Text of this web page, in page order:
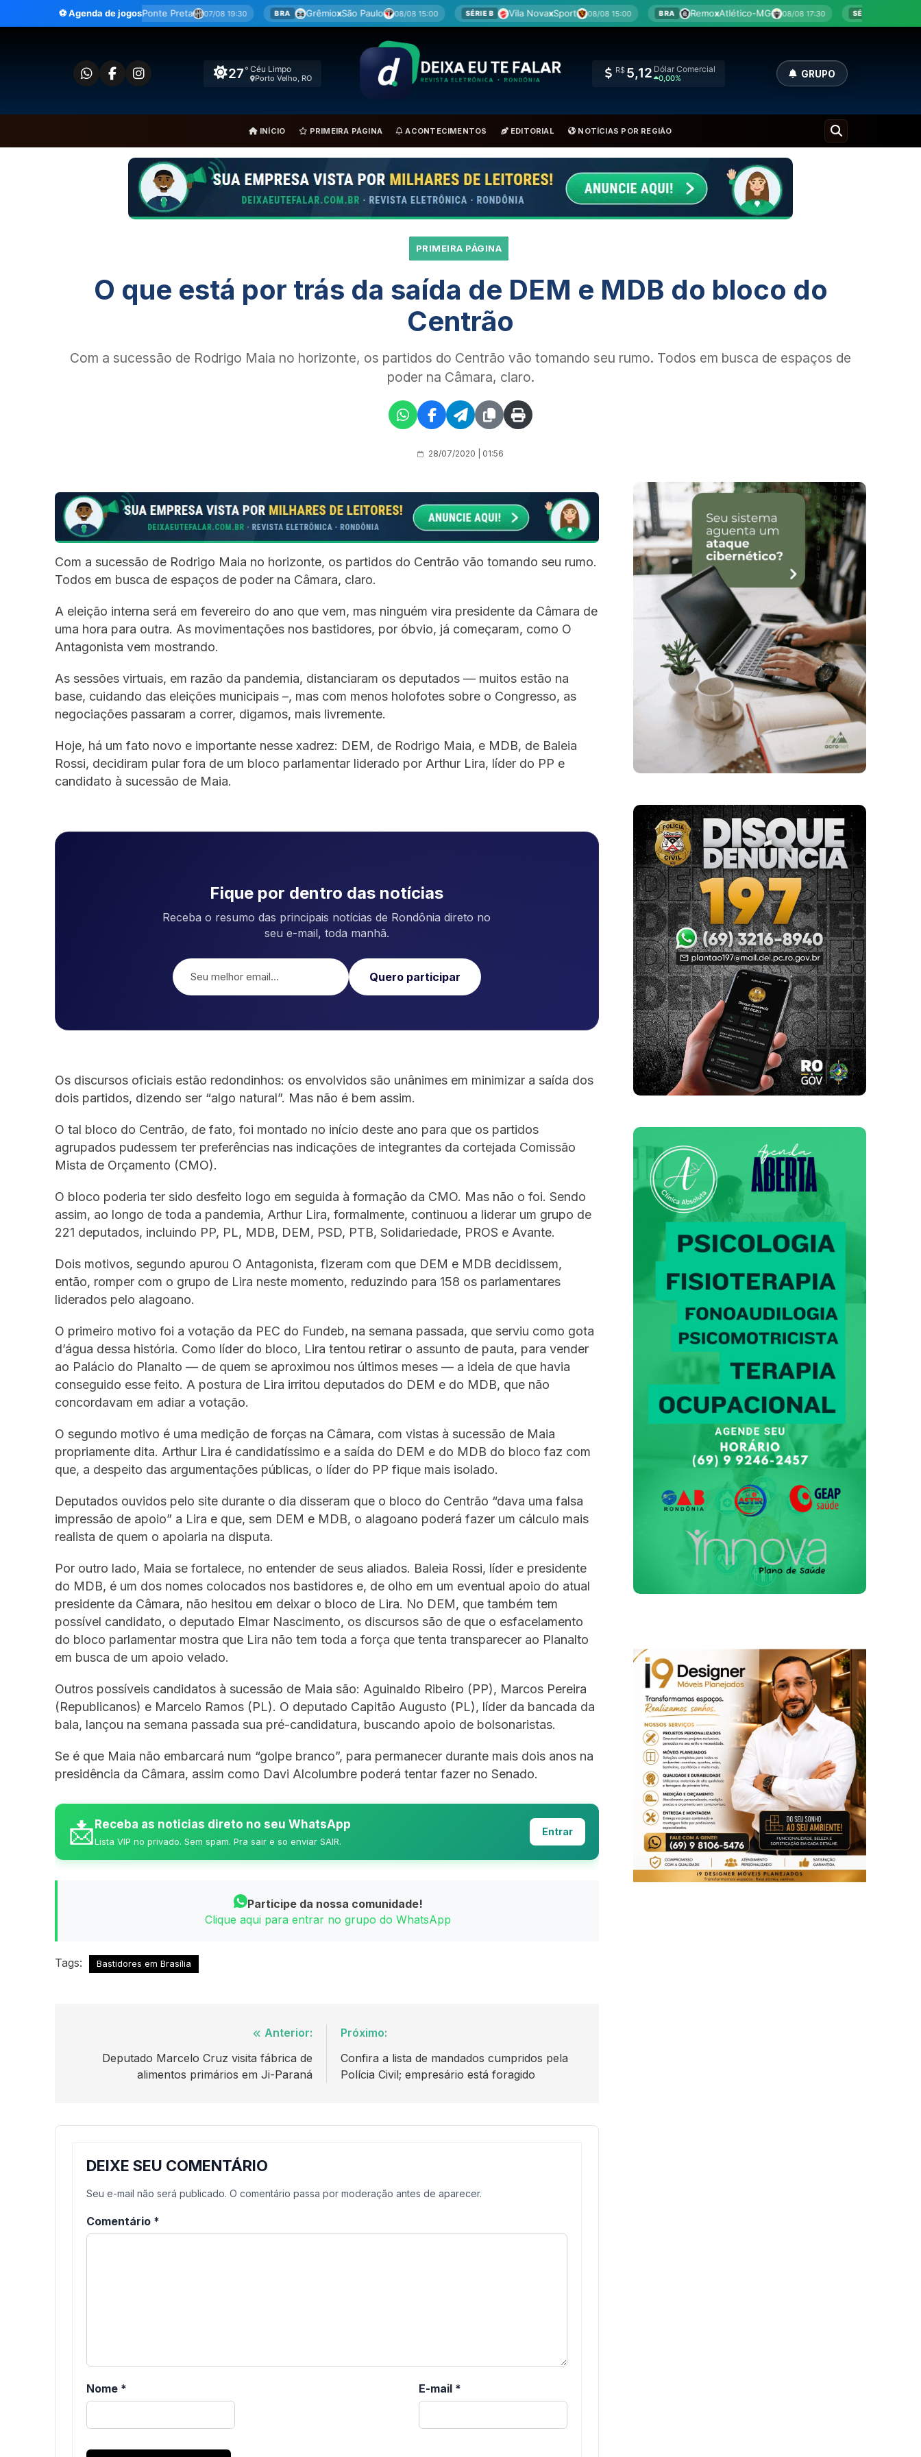
para
⚽ Agenda de jogos
Ponte Preta 07/08 19:30 BRA Grêmio São Paulo 08/08 15:00 SÉRIE B Vila Nova xSport 08/08 15:00 BRA Remox Atlético-MG 08/08 17:30 SÉRIE B Botafogo-SP
27° Céu Limpo
Porto Velho, RO
R$ 5,12 Dólar Comercial
0,00% GRUPO
INÍCIO PRIMEIRA PÁGINA ACONTECIMENTOS EDITORIAL NOTÍCIAS POR REGIÃO
PRIMEIRA PÁGINA
O que está por trás da saída de DEM e MDB do bloco do
Centrão
Com a sucessão de Rodrigo Maia no horizonte, os partidos do Centrão vão tomando seu rumo. Todos em busca de espaços de
poder na Câmara, claro.
28/07/2020 | 01:56
Com a sucessão de Rodrigo Maia no horizonte, os partidos do Centrão vão tomando seu rumo.
Todos em busca de espaços de poder na Câmara, claro.
A eleição interna será em fevereiro do ano que vem, mas ninguém vira presidente da Câmara de
uma hora para outra. As movimentações nos bastidores, por óbvio, já começaram, como O
Antagonista vem mostrando.
As sessões virtuais, em razão da pandemia, distanciaram os deputados — muitos estão na
base, cuidando das eleições municipais –, mas com menos holofotes sobre o Congresso, as
negociações passaram a correr, digamos, mais livremente.
Hoje, há um fato novo e importante nesse xadrez: DEM, de Rodrigo Maia, e MDB, de Baleia
Rossi, decidiram pular fora de um bloco parlamentar liderado por Arthur Lira, líder do PP e
candidato à sucessão de Maia.
Fique por dentro das notícias
Receba o resumo das principais notícias de Rondônia direto no
seu e-mail, toda manhã.
Quero participar
Os discursos oficiais estão redondinhos: os envolvidos são unânimes em minimizar a saída dos
dois partidos, dizendo ser “algo natural”. Mas não é bem assim.
O tal bloco do Centrão, de fato, foi montado no início deste ano para que os partidos
agrupados pudessem ter preferências nas indicações de integrantes da cortejada Comissão
Mista de Orçamento (CMO).
O bloco poderia ter sido desfeito logo em seguida à formação da CMO. Mas não o foi. Sendo
assim, ao longo de toda a pandemia, Arthur Lira, formalmente, continuou a liderar um grupo de
221 deputados, incluindo PP, PL, MDB, DEM, PSD, PTB, Solidariedade, PROS e Avante.
Dois motivos, segundo apurou O Antagonista, fizeram com que DEM e MDB decidissem,
então, romper com o grupo de Lira neste momento, reduzindo para 158 os parlamentares
liderados pelo alagoano.
O primeiro motivo foi a votação da PEC do Fundeb, na semana passada, que serviu como gota
d’água dessa história. Como líder do bloco, Lira tentou retirar o assunto de pauta, para vender
ao Palácio do Planalto — de quem se aproximou nos últimos meses — a ideia de que havia
conseguido esse feito. A postura de Lira irritou deputados do DEM e do MDB, que não
concordavam em adiar a votação.
O segundo motivo é uma medição de forças na Câmara, com vistas à sucessão de Maia
propriamente dita. Arthur Lira é candidatíssimo e a saída do DEM e do MDB do bloco faz com
que, a despeito das argumentações públicas, o líder do PP fique mais isolado.
Deputados ouvidos pelo site durante o dia disseram que o bloco do Centrão “dava uma falsa
impressão de apoio” a Lira e que, sem DEM e MDB, o alagoano poderá fazer um cálculo mais
realista de quem o apoiaria na disputa.
Por outro lado, Maia se fortalece, no entender de seus aliados. Baleia Rossi, líder e presidente
do MDB, é um dos nomes colocados nos bastidores e, de olho em um eventual apoio do atual
presidente da Câmara, não hesitou em deixar o bloco de Lira. No DEM, que também tem
possível candidato, o deputado Elmar Nascimento, os discursos são de que o esfacelamento
do bloco parlamentar mostra que Lira não tem toda a força que tenta transparecer ao Planalto
em busca de um apoio velado.
Outros possíveis candidatos à sucessão de Maia são: Aguinaldo Ribeiro (PP), Marcos Pereira
(Republicanos) e Marcelo Ramos (PL). O deputado Capitão Augusto (PL), líder da bancada da
bala, lançou na semana passada sua pré-candidatura, buscando apoio de bolsonaristas.
Se é que Maia não embarcará num “golpe branco”, para permanecer durante mais dois anos na
presidência da Câmara, assim como Davi Alcolumbre poderá tentar fazer no Senado.
📩Receba as noticias direto no seu WhatsApp
Lista VIP no privado. Sem spam. Pra sair e so enviar SAIR.
Entrar
Participe da nossa comunidade!
Clique aqui para entrar no grupo do WhatsApp
Tags: Bastidores em Brasília
Anterior:
Deputado Marcelo Cruz visita fábrica de
alimentos primários em Ji-Paraná
Próximo:
Confira a lista de mandados cumpridos pela
Polícia Civil; empresário está foragido
DEIXE SEU COMENTÁRIO
Seu e-mail não será publicado. O comentário passa por moderação antes de aparecer.
Comentário *
Nome * E-mail *